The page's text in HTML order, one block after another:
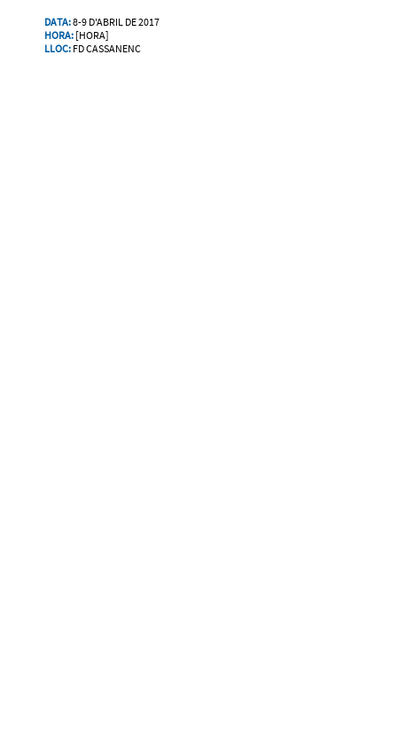
DATA:8-9 D'ABRIL DE 2017
HORA:[HORA]
LLOC:FD CASSANENC